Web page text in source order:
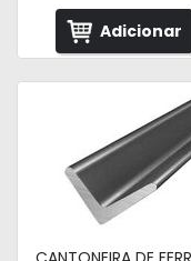
Adicionar